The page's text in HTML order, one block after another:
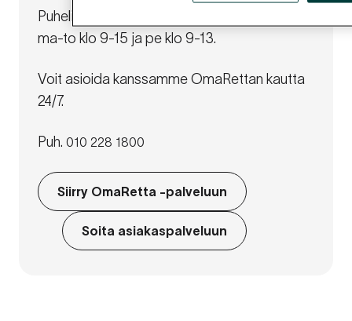
Puhelinasiakaspalvelumme palvelee
ma-to klo 9-15 ja pe klo 9-13.
Voit asioida kanssamme OmaRettan kautta
24/7.
Puh. 010 228 1800
Siirry OmaRetta -palveluun
Soita asiakaspalveluun